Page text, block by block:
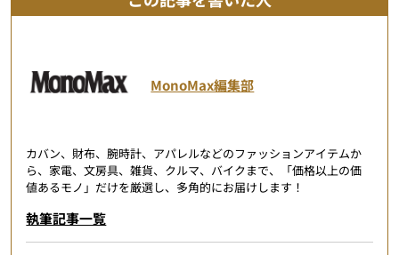
MonoMax編集部
カバン、財布、腕時計、アパレルなどのファッションアイテムか
ら、家電、文房具、雑貨、クルマ、バイクまで、「価格以上の価
値あるモノ」だけを厳選し、多角的にお届けします！
執筆記事一覧